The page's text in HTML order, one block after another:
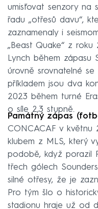
umisťovat senzory na
řadu „otřesů davu“,
zaznamenaly i
„Beast Quake“ z roku
Lynch během zápasu
úrovně srovnatelné se
příkladem jsou dva
2023 během turné
o síle 2,3 stupně.
Památný zápas
CONCACAF v květnu
klubem z MLS, který
podobě, když porazil
třech gólech
silné otřesy, že je
Pro tým šlo o
stadionu hraje už od